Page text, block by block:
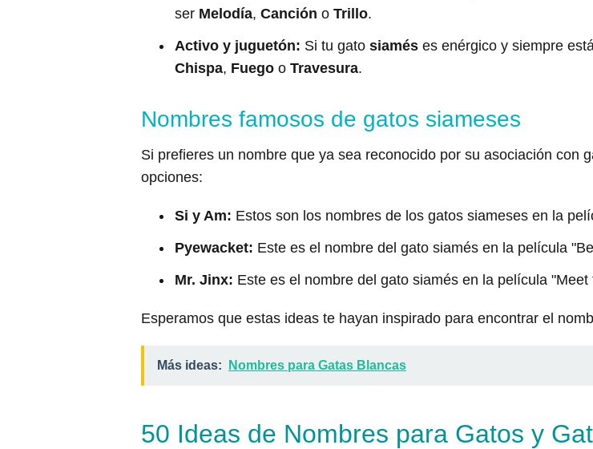
ser Melodía, Canción o Trillo.
Activo y juguetón: Si tu gato siamés es enérgico y siempre
Chispa, Fuego o Travesura.
Nombres famosos de gatos siameses
Si prefieres un nombre que ya sea reconocido por su asociación con
opciones:
Si y Am: Estos son los nombres de los gatos siameses en la
Pyewacket: Este es el nombre del gato siamés en la película
Mr. Jinx: Este es el nombre del gato siamés en la película "Meet
Esperamos que estas ideas te hayan inspirado para encontrar el
Más ideas: Nombres para Gatas Blancas
50 Ideas de Nombres para Gatos y